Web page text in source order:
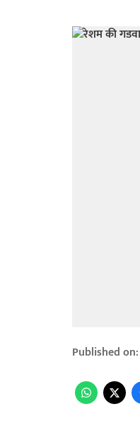
Published on: